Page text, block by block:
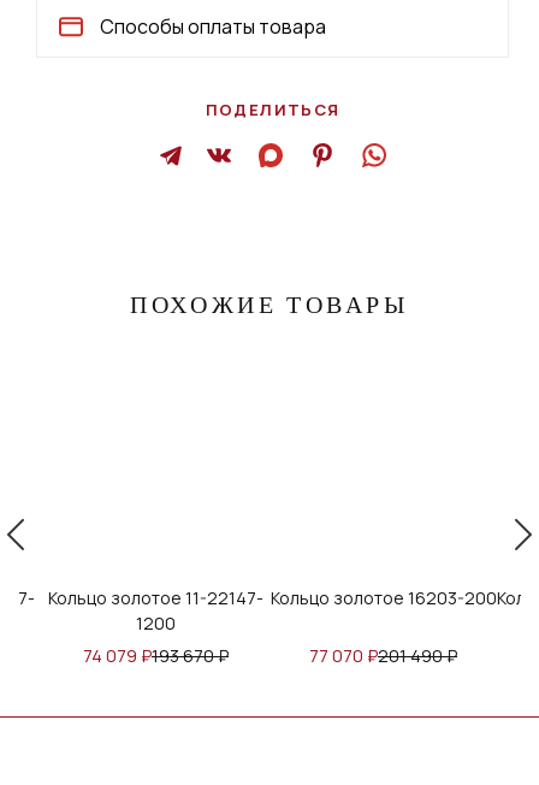
Способы оплаты товара
ПОДЕЛИТЬСЯ
ПОХОЖИЕ ТОВАРЫ
Кольцо золотое 11-22147-
1200
74 079 ₽193 670₽
Кольцо золотое 16203-200
77 070 ₽201 490₽